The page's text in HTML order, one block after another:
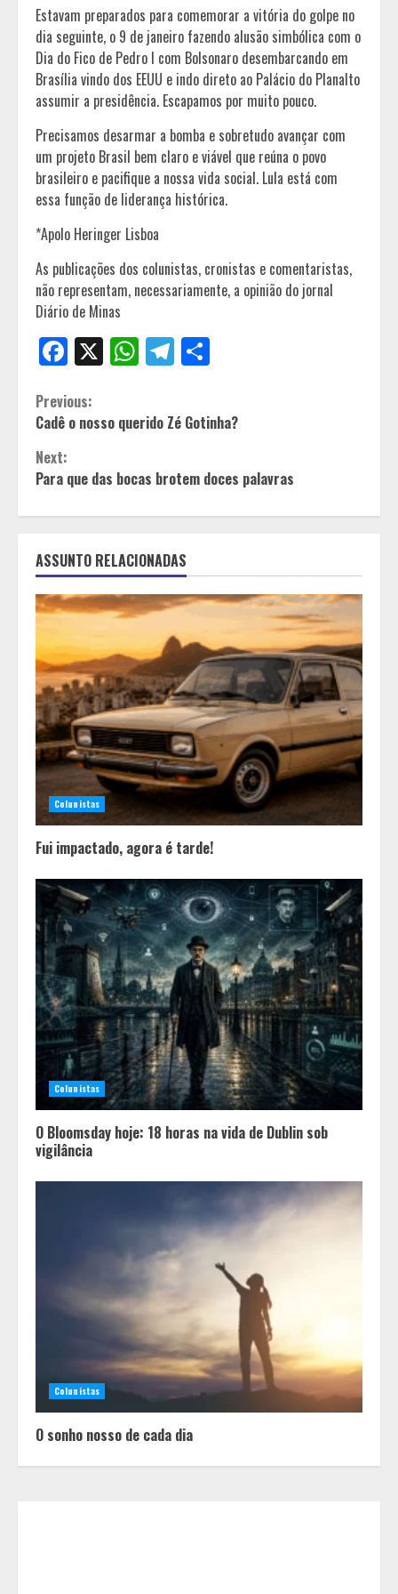
Estavam preparados para comemorar a vitória do golpe no
dia seguinte, o 9 de janeiro fazendo alusão simbólica com o
Dia do Fico de Pedro I com Bolsonaro desembarcando em
Brasília vindo dos EEUU e indo direto ao Palácio do Planalto
assumir a presidência. Escapamos por muito pouco.
Precisamos desarmar a bomba e sobretudo avançar com
um projeto Brasil bem claro e viável que reúna o povo
brasileiro e pacifique a nossa vida social. Lula está com
essa função de liderança histórica.
*Apolo Heringer Lisboa
As publicações dos colunistas, cronistas e comentaristas,
não representam, necessariamente, a opinião do jornal
Diário de Minas
Facebook
X WhatsApp
Telegram
Continue
Reading
Previous:
Cadê o nosso querido Zé Gotinha?
Next:
Para que das bocas brotem doces palavras
ASSUNTO RELACIONADAS
Colunistas
Fui impactado, agora é tarde!
Colunistas
O Bloomsday hoje: 18 horas na vida de Dublin sob
vigilância
Colunistas
O sonho nosso de cada dia
Equipe conquista 22 medalhas e
garante 12 vagas para etapas
nacionais em segunda etapa do
JEMG, em Pará de Minas
Grandes marcas, preços baixos e